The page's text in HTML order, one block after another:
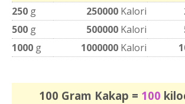
250 g 250000 Kalori
500 g 500000 Kalori
1000 g 1000000 Kalori
100 Gram Kakap = 100